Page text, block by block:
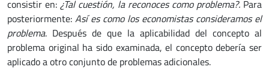
consistir en: ¿Tal cuestión, la reconoces como problema?. Para
posteriormente: Así es como los economistas consideramos el
problema. Después de que la aplicabilidad del concepto al
problema original ha sido examinada, el concepto debería ser
aplicado a otro conjunto de problemas adicionales.